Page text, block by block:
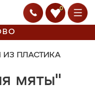
0
ИЗ ПЛАСТИКА
мяты"